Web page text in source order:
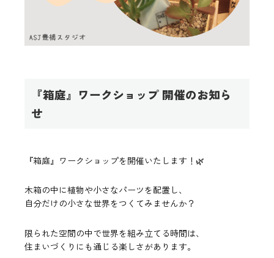
『箱庭』ワークショップ 開催のお知ら
せ
『箱庭』ワークショップを開催いたします！🌿
木箱の中に植物や小さなパーツを配置し、
自分だけの小さな世界をつくてみませんか？
限られた空間の中で世界を組み立てる時間は、
住まいづくりにも通じる楽しさがあります。